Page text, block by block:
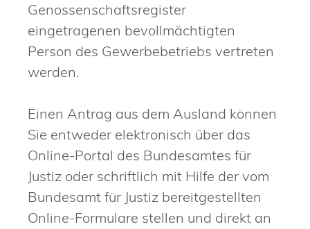
Genossenschaftsregister
eingetragenen bevollmächtigten
Person des Gewerbebetriebs vertreten
werden.
Einen Antrag aus dem Ausland können
Sie entweder elektronisch über das
Online-Portal des Bundesamtes für
Justiz oder schriftlich mit Hilfe der vom
Bundesamt für Justiz bereitgestellten
Online-Formulare stellen und direkt an